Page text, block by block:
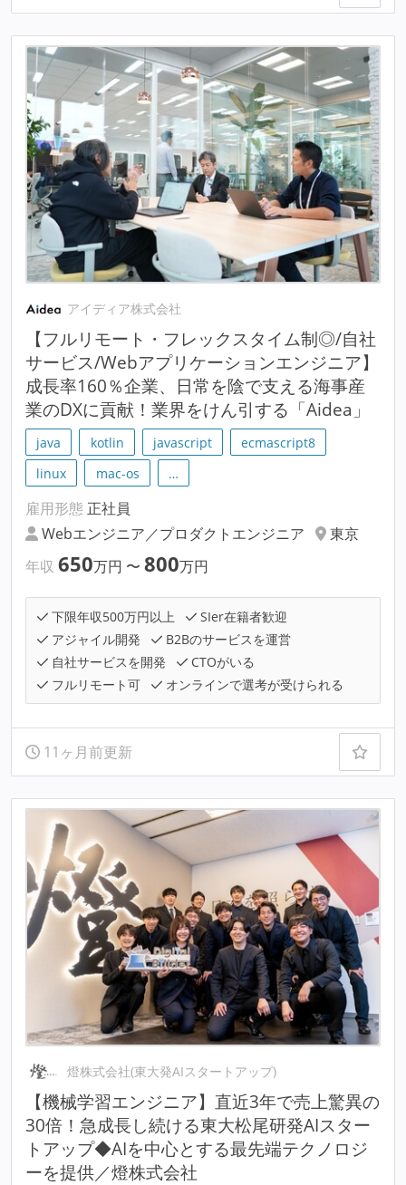
アイディア株式会社
【フルリモート・フレックスタイム制◎/自社
サービス/Webアプリケーションエンジニア】
成長率160％企業、日常を陰で支える海事産
業のDXに貢献！業界をけん引する「Aidea」
java kotlin javascript
ecmascript8
linux
mac-os …
雇用形態 正社員
Webエンジニア／プロダクトエンジニア
東京
年収 650万円 〜 800万円
下限年収500万円以上
SIer在籍者歓迎
アジャイル開発
B2Bのサービスを運営
自社サービスを開発
CTOがいる
フルリモート可
オンラインで選考が受けられる
11ヶ月前更新
燈株式会社(東大発AIスタートアップ)
【機械学習エンジニア】直近3年で売上驚異の
30倍！急成長し続ける東大松尾研発AIスター
トアップ◆AIを中心とする最先端テクノロジ
ーを提供／燈株式会社